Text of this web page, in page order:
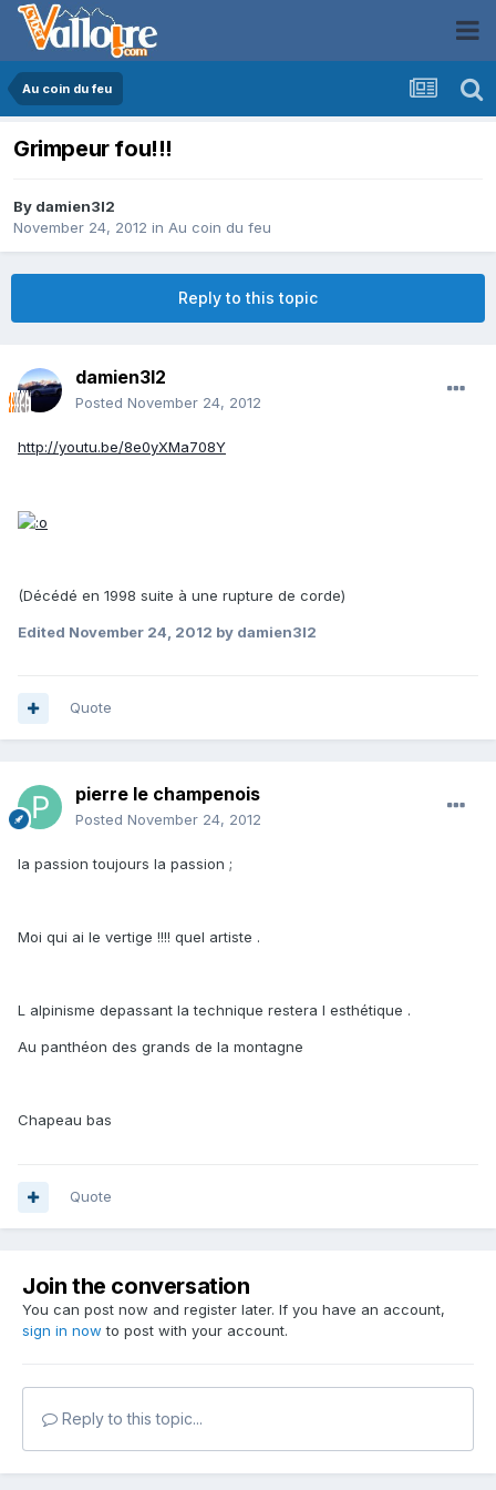
Au coin du feu
Grimpeur fou!!!
By damien3l2
November 24, 2012 in Au coin du feu
Reply to this topic
damien3l2
Posted November 24, 2012
http://youtu.be/8e0yXMa708Y
(Décédé en 1998 suite à une rupture de corde)
Edited November 24, 2012 by damien3l2
Quote
pierre le champenois
Posted November 24, 2012
la passion toujours la passion ;
Moi qui ai le vertige !!!! quel artiste .
L alpinisme depassant la technique restera l esthétique .
Au panthéon des grands de la montagne
Chapeau bas
Quote
Join the conversation
You can post now and register later. If you have an account,
sign in now to post with your account.
Reply to this topic...